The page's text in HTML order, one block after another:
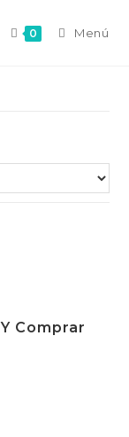
0 Menú
Comprar